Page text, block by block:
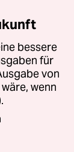
bessere
für
von
wenn